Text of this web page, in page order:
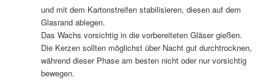
und mit dem Kartonstreifen stabilisieren, diesen auf dem
Glasrand ablegen.
Das Wachs vorsichtig in die vorbereiteten Gläser gießen.
Die Kerzen sollten möglichst über Nacht gut durchtrocknen,
während dieser Phase am besten nicht oder nur vorsichtig
bewegen.